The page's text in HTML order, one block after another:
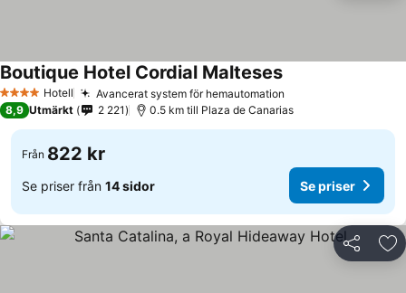
4 StjärnorHotell Avancerat system för hemautomation
Boutique Hotel Cordial Malteses
8,9 Utmärkt 2 221 0.5 km till Plaza de Canarias
Från 822 kr
Se priser från 14 sidor Se priser
Dela